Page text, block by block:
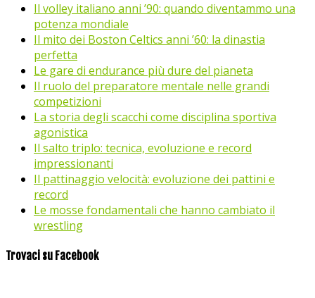
Il volley italiano anni ’90: quando diventammo una
potenza mondiale
Il mito dei Boston Celtics anni ’60: la dinastia
perfetta
Le gare di endurance più dure del pianeta
Il ruolo del preparatore mentale nelle grandi
competizioni
La storia degli scacchi come disciplina sportiva
agonistica
Il salto triplo: tecnica, evoluzione e record
impressionanti
Il pattinaggio velocità: evoluzione dei pattini e
record
Le mosse fondamentali che hanno cambiato il
wrestling
Trovaci su Facebook